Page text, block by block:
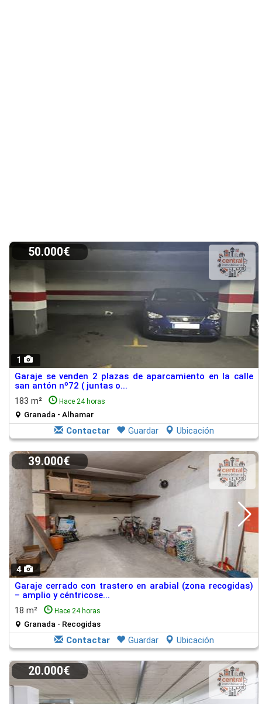
1
50.000€
Garaje se venden 2 plazas de aparcamiento en la calle
san antón nº72 ( juntas o...
183 m²
Hace 24 horas
Granada - Alhamar
Contactar Guardar Ubicación
4
39.000€
Garaje cerrado con trastero en arabial (zona recogidas)
– amplio y céntricose...
18 m²
Hace 24 horas
Granada - Recogidas
Contactar Guardar Ubicación
20.000€